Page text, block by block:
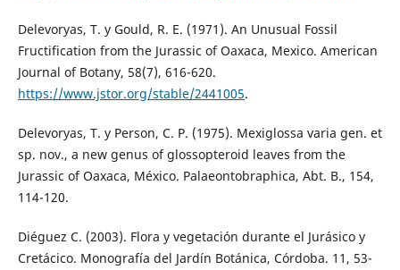
Delevoryas, T. y Gould, R. E. (1971). An Unusual Fossil
Fructification from the Jurassic of Oaxaca, Mexico. American
Journal of Botany, 58(7), 616-620.
https://www.jstor.org/stable/2441005.
Delevoryas, T. y Person, C. P. (1975). Mexiglossa varia gen. et
sp. nov., a new genus of glossopteroid leaves from the
Jurassic of Oaxaca, México. Palaeontobraphica, Abt. B., 154,
114-120.
Diéguez C. (2003). Flora y vegetación durante el Jurásico y
Cretácico. Monografía del Jardín Botánica, Córdoba. 11, 53-